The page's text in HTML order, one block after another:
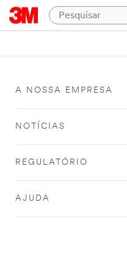
A NOSSA EMPRESA
NOTÍCIAS
REGULATÓRIO
AJUDA